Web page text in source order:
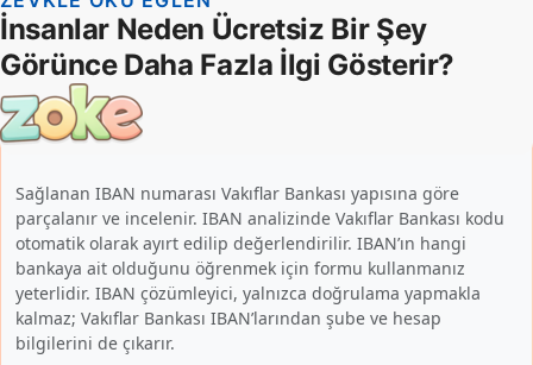
Sağlanan IBAN numarası Vakıflar Bankası yapısına göre
parçalanır ve incelenir. IBAN analizinde Vakıflar Bankası kodu
otomatik olarak ayırt edilip değerlendirilir. IBAN’ın hangi
bankaya ait olduğunu öğrenmek için formu kullanmanız
yeterlidir. IBAN çözümleyici, yalnızca doğrulama yapmakla
kalmaz; Vakıflar Bankası IBAN’larından şube ve hesap
bilgilerini de çıkarır.